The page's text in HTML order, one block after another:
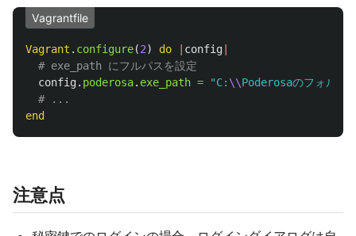
Vagrantfile
Vagrant . configure(2) do config
# exe_path にフルパスを設定
config. poderosa. exe_path = "C: \\Poderosaのフォルダ
# ...
end
注意点